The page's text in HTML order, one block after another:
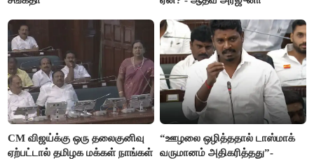
CM விஜய்க்கு ஒரு தலைகுனிவு
ஏற்பட்டால் தமிழக மக்கள் நாங்கள்
“ஊழலை ஒழித்ததால் டாஸ்மாக்
வருமானம் அதிகரித்தது”-